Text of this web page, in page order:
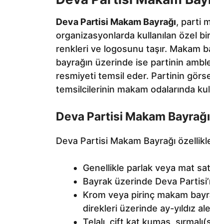
Deva Partisi Makam Bayrağı, parti
organizasyonlarda kullanılan özel
renkleri ve logosunu taşır. Makam
bayrağın üzerinde ise partinin
resmiyeti temsil eder. Partinin
temsilcilerinin makam odalarında
Deva Partisi Makam
Deva Partisi Makam Bayrağı
Genellikle parlak veya mat
Bayrak üzerinde Deva
Krom veya pirinç makam
direkleri üzerinde ay-yıldız
Telalı, çift kat kumaş,